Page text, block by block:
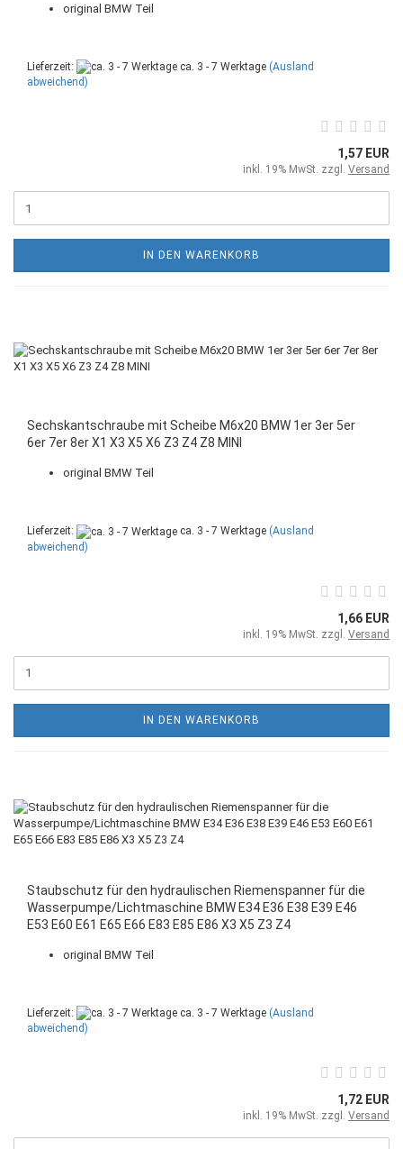
original BMW Teil
Lieferzeit: ca. 3 - 7 Werktage (Ausland
abweichend)
1,57 EUR
inkl. 19% MwSt. zzgl. Versand
IN DEN WARENKORB
Sechskantschraube mit Scheibe M6x20 BMW 1er 3er 5er
6er 7er 8er X1 X3 X5 X6 Z3 Z4 Z8 MINI
original BMW Teil
Lieferzeit: ca. 3 - 7 Werktage (Ausland
abweichend)
1,66 EUR
inkl. 19% MwSt. zzgl. Versand
IN DEN WARENKORB
Staubschutz für den hydraulischen Riemenspanner für die
Wasserpumpe/Lichtmaschine BMW E34 E36 E38 E39 E46
E53 E60 E61 E65 E66 E83 E85 E86 X3 X5 Z3 Z4
original BMW Teil
Lieferzeit: ca. 3 - 7 Werktage (Ausland
abweichend)
1,72 EUR
inkl. 19% MwSt. zzgl. Versand